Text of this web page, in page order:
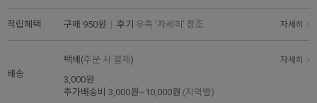
적립혜택 구매 950원 | 후기 우측 '자세히' 참조 자세히
배송
택배(주문 시 결제 ) 자세히
3,000원
추가배송비 3,000원~10,000원 (지역별)